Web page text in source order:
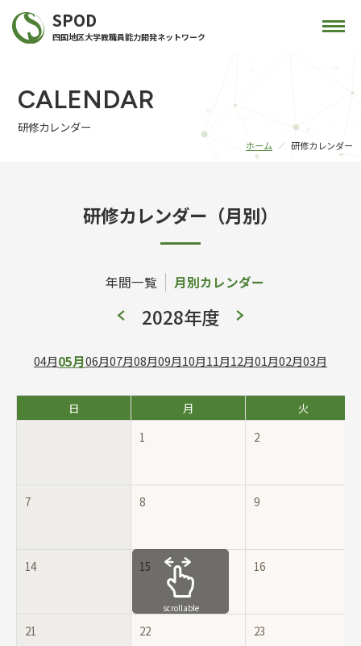
SPOD
四国地区大学教職員能力開発ネットワーク
CALENDAR
研修カレンダー
ホーム 研修カレンダー
研修カレンダー（月別）
年間一覧 月別カレンダー
2028年度
04月05月06月07月08月09月10月11月12月01月02月03月
日 月
火
1
2
7 8 9
14 15 16
21 22 23
scrollable